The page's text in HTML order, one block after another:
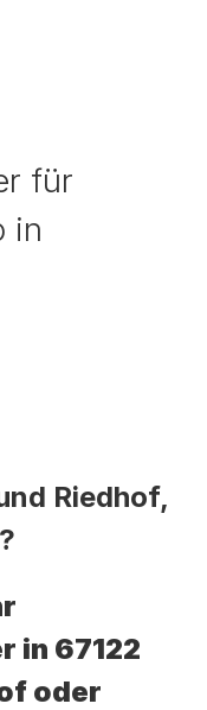
für
in
Riedhof,
in 67122
oder